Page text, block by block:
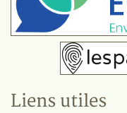
Liens utiles